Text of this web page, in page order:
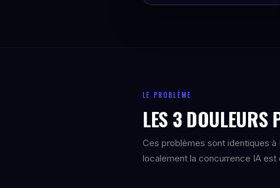
LE PROBLÈME
LES 3 DOULEURS
Ces problèmes sont identiques
localement la concurrence IA est